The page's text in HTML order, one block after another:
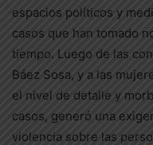
espacios políticos y
casos que han tomado
tiempo. Luego de las
Báez Sosa, y a las
el nivel de detalle y
casos, generó una
violencia sobre las